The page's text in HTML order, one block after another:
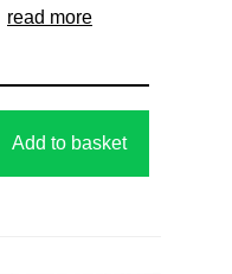
read more
Add to basket